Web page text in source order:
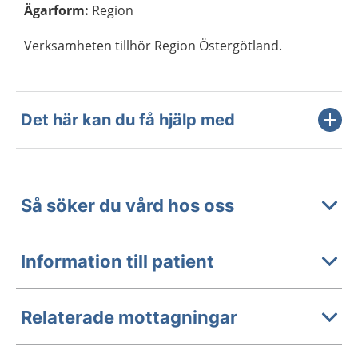
Ägarform: Region
Verksamheten tillhör Region Östergötland.
Det här kan du få hjälp med
Så söker du vård hos oss
Information till patient
Relaterade mottagningar